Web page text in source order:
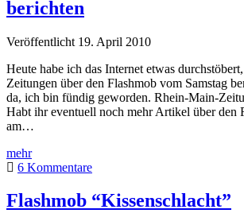
Images
berichten
Veröffentlicht 19. April 2010
Heute habe ich das Internet etwas
Zeitungen über den Flashmob vom Samstag
da, ich bin fündig geworden. Rhein-Main-
Habt ihr eventuell noch mehr Artikel über den
am…
mehrFlashmob
“Kissenschlacht”
Zeitungen
berichten
6 Kommentare
Flashmob “Kissenschlacht”